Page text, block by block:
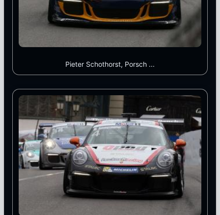
Pieter Schothorst, Porsch ...